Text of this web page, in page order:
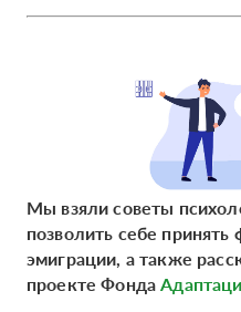
Мы взяли советы
позволить себе
эмиграции, а также
проекте Фонда